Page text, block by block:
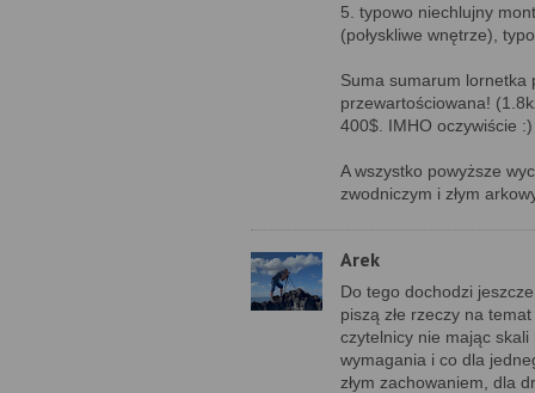
5. typowo niechlujny
(połyskliwe wnętrze),
Suma sumarum lornetka
przewartościowana!
400$. IMHO oczywiście :)
A wszystko powyższe
zwodniczym i złym
Arek
Do tego dochodzi
piszą złe rzeczy na
czytelnicy nie mając
wymagania i co dla
złym zachowaniem, dla